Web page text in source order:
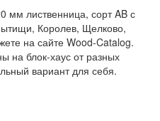
мм лиственница, сорт AB с
Королев, Щелково,
на сайте Wood-Catalog.
на блок-хаус от разных
вариант для себя.